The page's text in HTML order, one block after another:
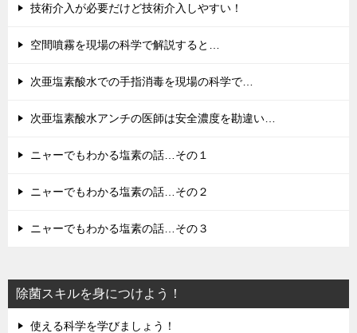
技術介入が必要だけど技術介入しやすい！
空間噴霧を現場の科学で解説すると…
次亜塩素酸水での手指消毒を現場の科学で…
次亜塩素酸水アンチの医師は安全濃度を勘違い…
ニャーでもわかる塩素の話…その１
ニャーでもわかる塩素の話…その２
ニャーでもわかる塩素の話…その３
除菌スキルを身につけよう！
使える科学を学びましょう！